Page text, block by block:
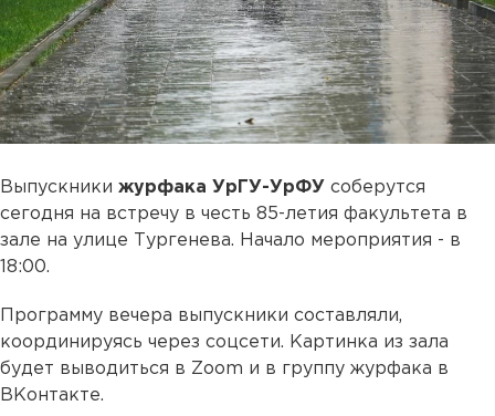
Выпускники журфака УрГУ-УрФУ соберутся
сегодня на встречу в честь 85-летия факультета в
зале на улице Тургенева. Начало мероприятия - в
18:00.
Программу вечера выпускники составляли,
координируясь через соцсети. Картинка из зала
будет выводиться в Zoom и в группу журфака в
ВКонтакте.